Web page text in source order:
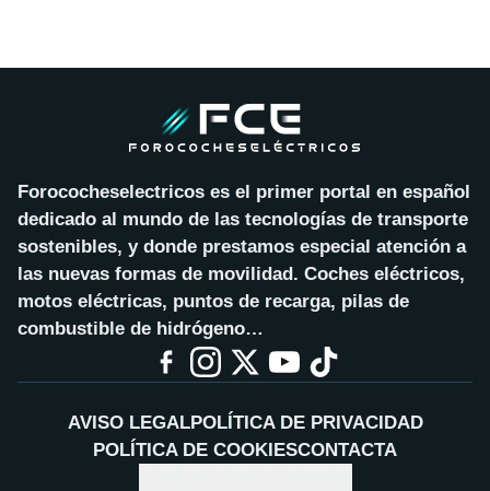
Forococheselectricos es el primer portal en español
dedicado al mundo de las tecnologías de transporte
sostenibles, y donde prestamos especial atención a
las nuevas formas de movilidad. Coches eléctricos,
motos eléctricas, puntos de recarga, pilas de
combustible de hidrógeno…
AVISO LEGALPOLÍTICA DE PRIVACIDAD
POLÍTICA DE COOKIESCONTACTA